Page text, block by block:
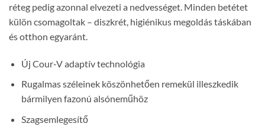
réteg pedig azonnal elvezeti a nedvességet. Minden betétet
külön csomagoltak – diszkrét, higiénikus megoldás táskában
és otthon egyaránt.
Új Cour-V adaptív technológia
Rugalmas széleinek köszönhetően remekül illeszkedik
bármilyen fazonú alsóneműhöz
Szagsemlegesítő